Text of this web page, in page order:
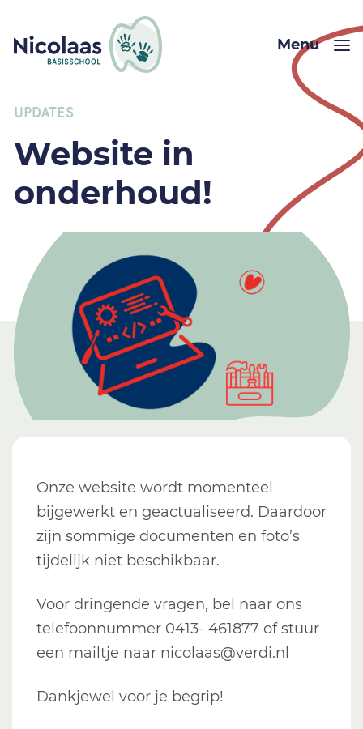
Menu
UPDATES
Website in
onderhoud!
Onze website wordt momenteel
bijgewerkt en geactualiseerd. Daardoor
zijn sommige documenten en foto’s
tijdelijk niet beschikbaar.
Voor dringende vragen, bel naar ons
telefoonnummer 0413- 461877 of stuur
een mailtje naar nicolaas@verdi.nl
Dankjewel voor je begrip!